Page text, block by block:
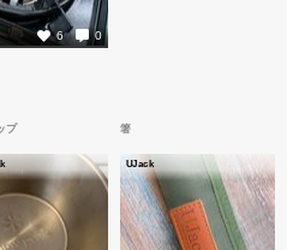
6 0
プ 箸
UJack